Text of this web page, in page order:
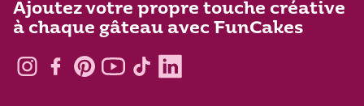
Ajoutez votre propre touche créative
à chaque gâteau avec FunCakes